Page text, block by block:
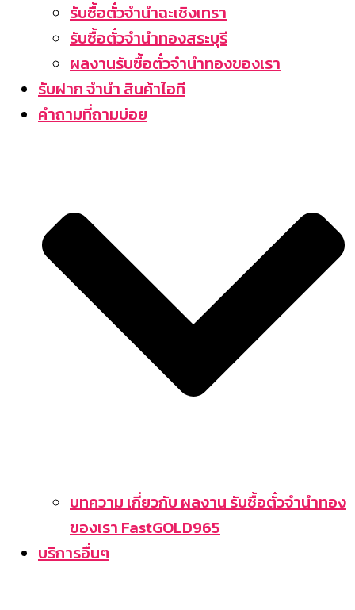
รับซื้อตั๋วจำนำฉะเชิงเทรา
รับซื้อตั๋วจำนำทองสระบุรี
ผลงานรับซื้อตั๋วจำนำทองของเรา
รับฝาก จำนำ สินค้าไอที
คำถามที่ถามบ่อย
บทความ เกี่ยวกับ ผลงาน รับซื้อตั๋วจำนำทอง
ของเรา FastGOLD965
บริการอื่นๆ